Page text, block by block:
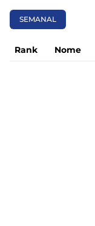
SEMANAL
Rank Nome